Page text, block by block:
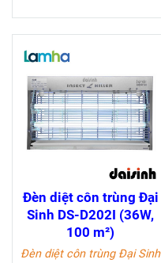
Đèn diệt côn trùng Đại
Sinh DS-D202I (36W,
100 m²)
Đèn diệt côn trùng Đại Sinh